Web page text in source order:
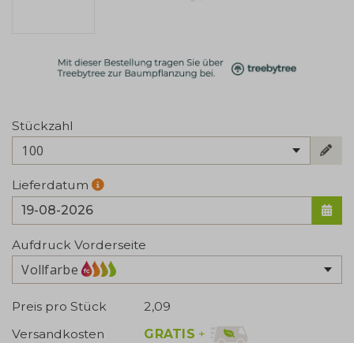
Stückzahl
100
Lieferdatum
Aufdruck Vorderseite
Vollfarbe
Preis pro Stück
2,09
Versandkosten
GRATIS +